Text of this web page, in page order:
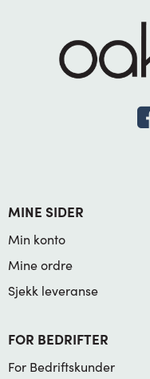
MINE SIDER
Min konto
Mine ordre
Sjekk leveranse
FOR BEDRIFTER
For Bedriftskunder